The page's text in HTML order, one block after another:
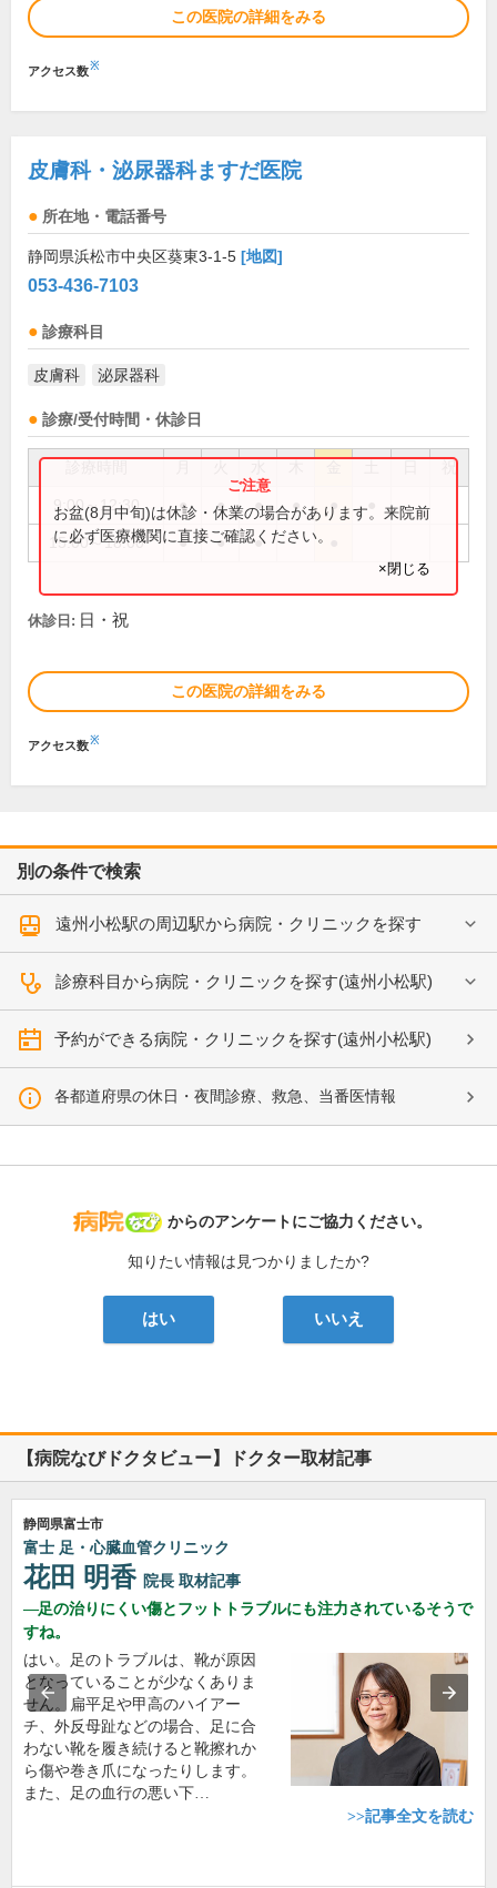
この医院の詳細をみる
アクセス数※
皮膚科・泌尿器科ますだ医院
所在地・電話番号
静岡県浜松市中央区葵東3-1-5 [地図]
053-436-7103
診療科目
皮膚科 泌尿器科
診療/受付時間・休診日
祝
9:00～12:30 ● ● ● ● ●
15:00～18:00 ● ● ●
お盆(8月中旬)は休診・休業の場合があります。来院前
に必ず医療機関に直接ご確認ください。
×閉じる
休診日: 日・祝
この医院の詳細をみる
アクセス数※
別の条件で検索
遠州小松駅の周辺駅から病院・クリニックを探す
診療科目から病院・クリニックを探す(遠州小松駅)
予約ができる病院・クリニックを探す(遠州小松駅)
各都道府県の休日・夜間診療、救急、当番医情報
病院なび
からのアンケートにご協力ください。
知りたい情報は見つかりましたか?
はい いいえ
【病院なびドクタビュー】ドクター取材記事
静岡県富士市
富士 足・心臓血管クリニック
花田 明香 院長 取材記事
足の治りにくい傷とフットトラブルにも注力されているそうで
すね。
はい。足のトラブルは、靴が原因
となっていることが少なくありま
せん。扁平足や甲高のハイアー
チ、外反母趾などの場合、足に合
わない靴を履き続けると靴擦れか
ら傷や巻き爪になったりします。
また、足の血行の悪い下…
>>記事全文を読む